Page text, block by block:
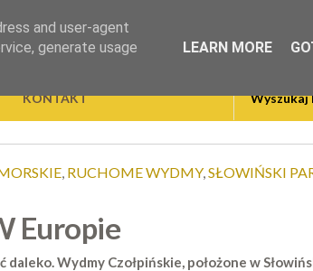
KONTAKT
, RUCHOME WYDMY,SŁOWIŃSKI
Europie
Wydmy Czołpińskie, położone w
and user-agent
generate usage
LEARN MORE